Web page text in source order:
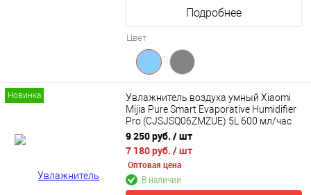
Подробнее
Цвет
Новинка
Увлажнитель воздуха умный Xiaomi
Mijia Pure Smart Evaporative Humidifier
Pro (CJSJSQ06ZMZUE) 5L 600 мл/час
9 250 руб. / шт
7 180 руб. / шт
Оптовая цена
В наличии